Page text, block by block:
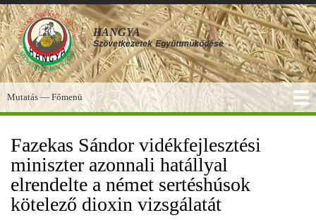
Ugrás
a
tartalomra
HANGYA
Szövetkezetek Együttműködése
Főmenü
Mutatás — Főmenü
Fazekas Sándor vidékfejlesztési
miniszter azonnali hatállyal
elrendelte a német sertéshúsok
kötelező dioxin vizsgálatát